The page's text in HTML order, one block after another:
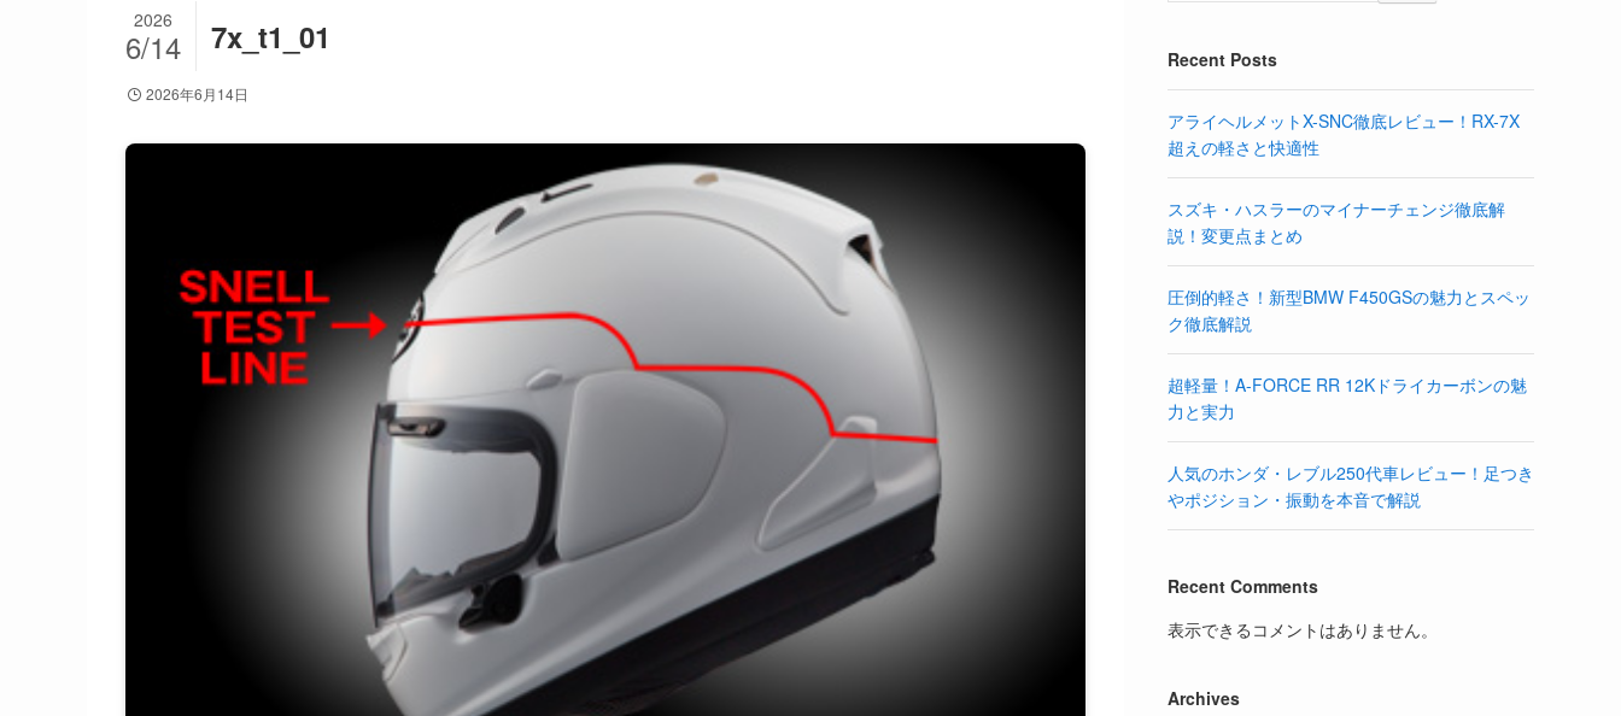
7x_t1_01
2026
6/14
2026年6月14日
Recent Posts
アライヘルメットX-SNC徹底レビュー！RX-7X
超えの軽さと快適性
スズキ・ハスラーのマイナーチェンジ徹底解
説！変更点まとめ
圧倒的軽さ！新型BMW F450GSの魅力とスペッ
ク徹底解説
超軽量！A-FORCE RR 12Kドライカーボンの魅
力と実力
人気のホンダ・レブル250代車レビュー！足つき
やポジション・振動を本音で解説
Recent Comments
表示できるコメントはありません。
Archives